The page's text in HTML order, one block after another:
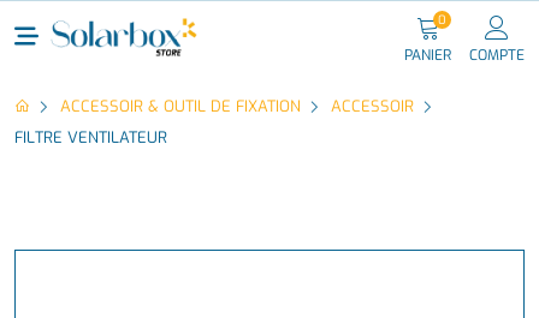
PANIER
0
COMPTE
ACCESSOIR & OUTIL DE FIXATION
ACCESSOIR
FILTRE VENTILATEUR